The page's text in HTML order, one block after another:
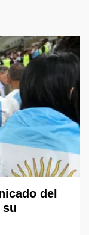
del
su